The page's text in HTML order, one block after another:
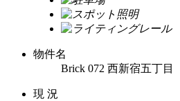
物件名
Brick 072 西新宿五丁目
現 況